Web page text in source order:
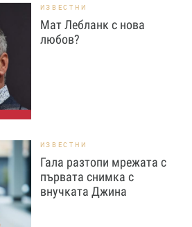
ИЗВЕСТНИ
Мат Лебланк с нова
любов?
ИЗВЕСТНИ
Гала разтопи мрежата с
първата снимка с
внучката Джина